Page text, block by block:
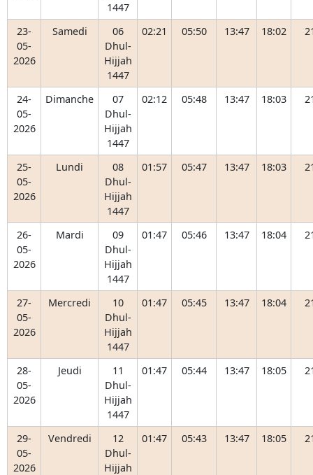
1447
23-
05-
2026
Samedi
06
Dhul-
Hijjah
1447
02:21 05:50 13:47 18:02
24-
05-
2026
Dimanche
07
Dhul-
Hijjah
1447
02:12 05:48 13:47 18:03
25-
05-
2026
Lundi
08
Dhul-
Hijjah
1447
01:57 05:47 13:47 18:03
26-
05-
2026
Mardi
09
Dhul-
Hijjah
1447
01:47 05:46 13:47 18:04
27-
05-
2026
Mercredi
10
Dhul-
Hijjah
1447
01:47 05:45 13:47 18:04
28-
05-
2026
Jeudi
11
Dhul-
Hijjah
1447
01:47 05:44 13:47 18:05
29-
05-
2026
Vendredi
12
Dhul-
Hijjah
01:47 05:43 13:47 18:05